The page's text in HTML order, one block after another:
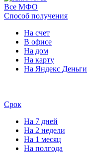
Все МФО
Способ получения
На счет
В офисе
На дом
На карту
На Яндекс Деньги
Срок
На 7 дней
На 2 недели
На 1 месяц
На полгода